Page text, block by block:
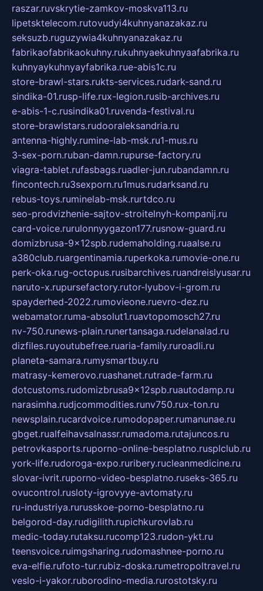
raszar.ruvskrytie-zamkov-moskva113.ru
lipetsktelecom.rutovudyi4kuhnyanazakaz.ru
seksuzb.ruguzywia4kuhnyanazakaz.ru
fabrikaofabrikaokuhny.rukuhnyaekuhnyaafabrika.ru
kuhnyaykuhnyayfabrika.rue-abis1c.ru
store-brawl-stars.rukts-services.rudark-sand.ru
sindika-01.rusp-life.rux-legion.rusib-archives.ru
e-abis-1-c.rusindika01.ruvenda-festival.ru
store-brawlstars.rudooraleksandria.ru
antenna-highly.rumine-lab-msk.ru1-mus.ru
3-sex-porn.ruban-damn.rupurse-factory.ru
viagra-tablet.rufasbags.ruadler-jun.rubandamn.ru
fincontech.ru3sexporn.ru1mus.rudarksand.ru
rebus-toys.ruminelab-msk.rurtdco.ru
seo-prodvizhenie-sajtov-stroitelnyh-kompanij.ru
card-voice.rurulonnyygazon177.rusnow-guard.ru
domizbrusa-9x12spb.rudemaholding.ruaalse.ru
a380club.ruargentinamia.ruperkoka.rumovie-one.ru
perk-oka.rug-octopus.rusibarchives.ruandreislyusar.ru
naruto-x.rupursefactory.rutor-lyubov-i-grom.ru
spayderhed-2022.rumovieone.ruevro-dez.ru
webamator.ruma-absolut1.ruavtopomosch27.ru
nv-750.runews-plain.runertansaga.rudelanalad.ru
dizfiles.ruyoutubefree.ruaria-family.ruroadli.ru
planeta-samara.rumysmartbuy.ru
matrasy-kemerovo.ruashanet.rutrade-farm.ru
dotcustoms.rudomizbrusa9x12spb.ruautodamp.ru
narasimha.rudjcommodities.runv750.rux-ton.ru
newsplain.rucardvoice.rumodopaper.rumanunae.ru
gbget.rualfeihavsalnassr.rumadoma.rutajuncos.ru
petrovkasports.ruporno-online-besplatno.rusplclub.ru
york-life.rudoroga-expo.ruribery.rucleanmedicine.ru
slovar-ivrit.ruporno-video-besplatno.ruseks-365.ru
ovucontrol.rusloty-igrovyye-avtomaty.ru
ru-industriya.rurusskoe-porno-besplatno.ru
belgorod-day.rudigilith.rupichkurovlab.ru
medic-today.rutaksu.rucomp123.rudon-ykt.ru
teensvoice.ruimgsharing.rudomashnee-porno.ru
eva-elfie.rufoto-tur.rubiz-doska.rumetropoltravel.ru
veslo-i-yakor.ruborodino-media.rurostotsky.ru